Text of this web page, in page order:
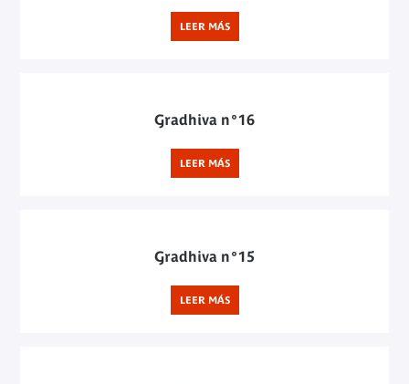
LEER MÁS
Gradhiva n°16
LEER MÁS
Gradhiva n°15
LEER MÁS